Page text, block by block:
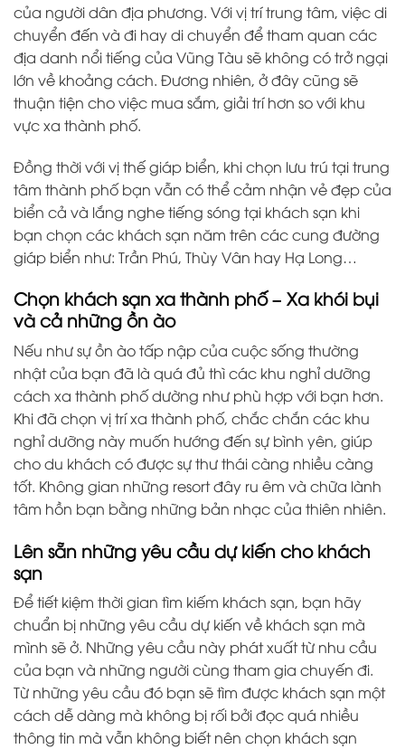
của người dân địa phương. Với vị trí trung tâm, việc di
chuyển đến và đi hay di chuyển để tham quan các
địa danh nổi tiếng của Vũng Tàu sẽ không có trở ngại
lớn về khoảng cách. Đương nhiên, ở đây cũng sẽ
thuận tiện cho việc mua sắm, giải trí hơn so với khu
vực xa thành phố.
Đồng thời với vị thế giáp biển, khi chọn lưu trú tại trung
tâm thành phố bạn vẫn có thể cảm nhận vẻ đẹp của
biển cả và lắng nghe tiếng sóng tại khách sạn khi
bạn chọn các khách sạn năm trên các cung đường
giáp biển như: Trần Phú, Thùy Vân hay Hạ Long…
Chọn khách sạn xa thành phố – Xa khói bụi
và cả những ồn ào
Nếu như sự ồn ào tấp nập của cuộc sống thường
nhật của bạn đã là quá đủ thì các khu nghỉ dưỡng
cách xa thành phố dường như phù hợp với bạn hơn.
Khi đã chọn vị trí xa thành phố, chắc chắn các khu
nghỉ dưỡng này muốn hướng đến sự bình yên, giúp
cho du khách có được sự thư thái càng nhiều càng
tốt. Không gian những resort đây ru êm và chữa lành
tâm hồn bạn bằng những bản nhạc của thiên nhiên.
Lên sẵn những yêu cầu dự kiến cho khách
sạn
Để tiết kiệm thời gian tìm kiếm khách sạn, bạn hãy
chuẩn bị những yêu cầu dự kiến về khách sạn mà
mình sẽ ở. Những yêu cầu này phát xuất từ nhu cầu
của bạn và những người cùng tham gia chuyến đi.
Từ những yêu cầu đó bạn sẽ tìm được khách sạn một
cách dễ dàng mà không bị rối bởi đọc quá nhiều
thông tin mà vẫn không biết nên chọn khách sạn